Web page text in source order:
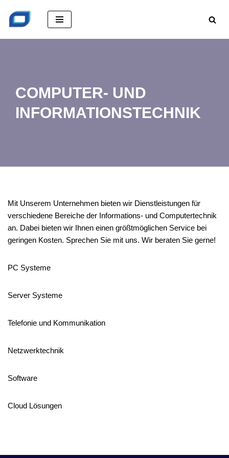
Zum
Inhalt
COMPUTER- UND
INFORMATIONSTECHNIK
Mit Unserem Unternehmen bieten wir Dienstleistungen für
verschiedene Bereiche der Informations- und Computertechnik
an. Dabei bieten wir Ihnen einen größtmöglichen Service bei
geringen Kosten. Sprechen Sie mit uns. Wir beraten Sie gerne!
PC Systeme
Server Systeme
Telefonie und Kommunikation
Netzwerktechnik
Software
Cloud Lösungen